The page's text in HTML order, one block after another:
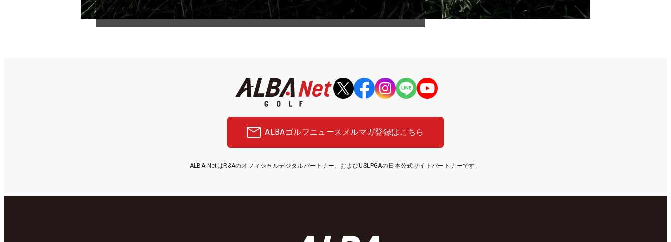
ALBAゴルフニュース メルマガ登録はこちら
ALBA NetはR&Aのオフィシャルデジタルパートナー、およびUSLPGAの日本公式サイトパートナーです。